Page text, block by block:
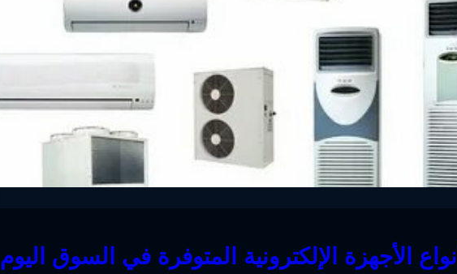
أنواع الأجهزة الإلكترونية المتوفرة في السوق اليوم